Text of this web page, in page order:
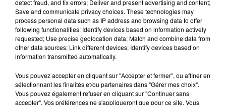
FIL D'ACTU
detect fraud, and fix errors; Deliver and present advertising and content;
Save and communicate privacy choices. These technologies may
process personal data such as IP address and browsing data to offer
following functionalities: Identify devices based on information actively
requested; Use precise geolocation data; Match and combine data from
other data sources; Link different devices; Identify devices based on
information transmitted automatically.
Vous pouvez accepter en cliquant sur "Accepter et fermer", ou affiner en
sélectionnant les finalités et/ou partenaires dans "Gérer mes choix".
Vous pouvez également refuser en cliquant sur "Continuer sans
accepter". Vos préférences ne s'appliqueront que pour ce site. Vous